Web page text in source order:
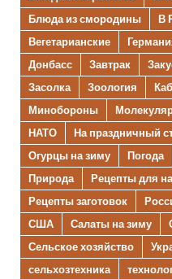
Блюда из смородины
В
Вегетарианские
Донбасс
Завтрак
Засолка
Зоология
Минобороны
НАТО
На праздничный
Огурцы на зиму
Погода
Природа
Рецепты для
Рецепты заготовок
США
Салаты на зиму
Сельское хозяйство
сельхозтехника